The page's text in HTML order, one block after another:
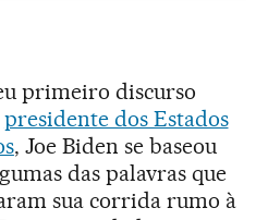
primeiro discurso
presidente dos Estados
, Joe Biden se baseou
das palavras que
sua corrida rumo à